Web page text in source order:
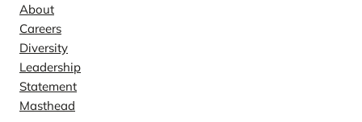
About
Careers
Diversity
Leadership
Statement
Masthead